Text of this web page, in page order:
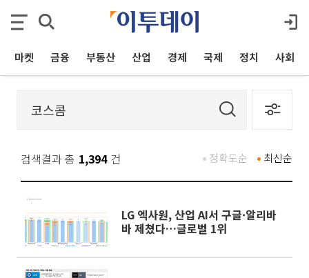
마켓 금융 부동산 산업 경제 국제 정치 사회
검색결과 총 1,394 건 최신순
정확도순
LG 엑사원, 산업 AI서 구글·알리바
바 제쳤다…글로벌 1위